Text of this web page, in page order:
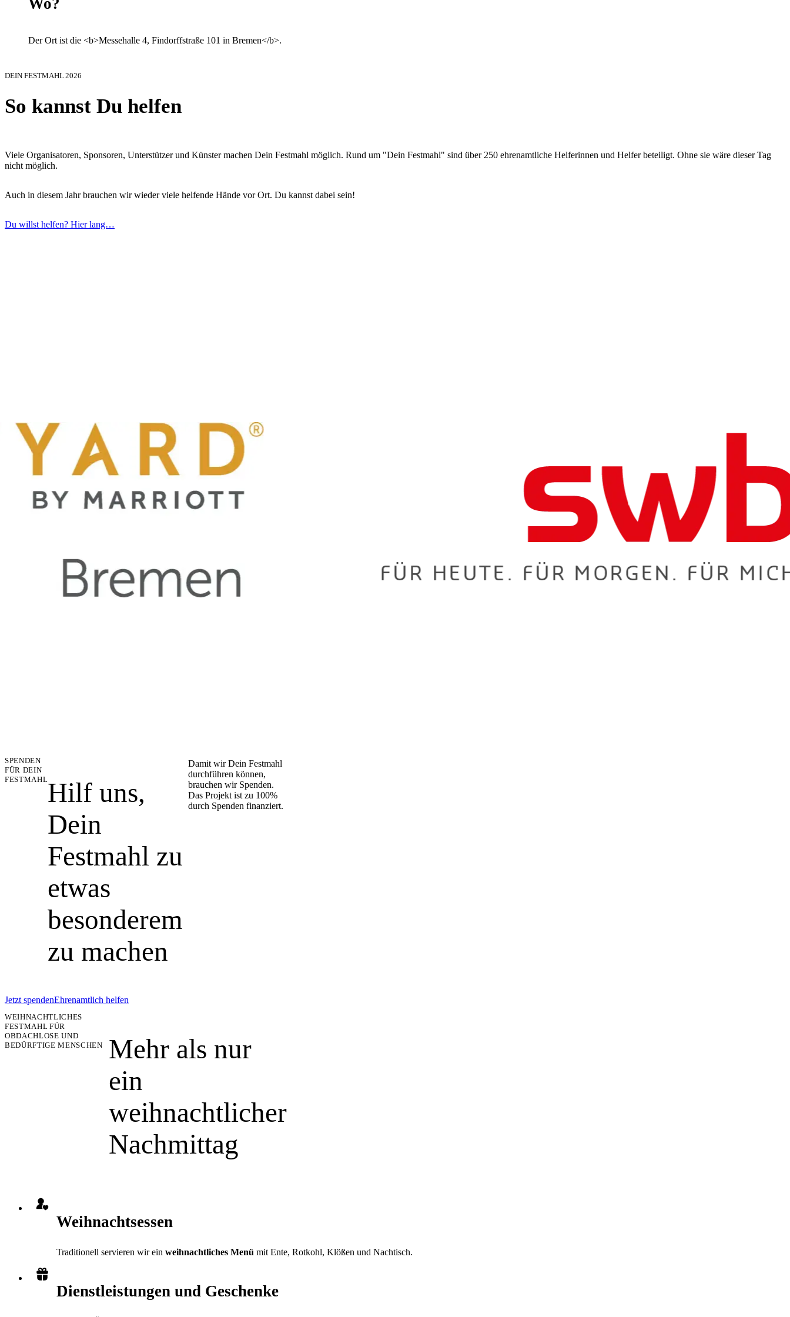
Wo?
Der Ort ist die <b>Messehalle 4, Findorffstraße 101 in Bremen</b>.
DEIN FESTMAHL 2026
So kannst Du helfen
Viele Organisatoren, Sponsoren, Unterstützer und Künster machen Dein Festmahl möglich. Rund um "Dein Festmahl" sind über 250 ehrenamtliche Helferinnen und Helfer beteiligt. Ohne sie wäre dieser Tag
nicht möglich.
Auch in diesem Jahr brauchen wir wieder viele helfende Hände vor Ort. Du kannst dabei sein!
Du willst helfen? Hier lang…
SPENDEN
FÜR DEIN
FESTMAHLHilf uns,
Dein
Festmahl zu
etwas
besonderem
zu machen
Damit wir Dein Festmahl
durchführen können,
brauchen wir Spenden.
Das Projekt ist zu 100%
durch Spenden finanziert.
Jetzt spendenEhrenamtlich helfen
WEIHNACHTLICHES
FESTMAHL FÜR
OBDACHLOSE UND
BEDÜRFTIGE MENSCHEN
Mehr als nur
ein
weihnachtlicher
Nachmittag
Weihnachtsessen
Traditionell servieren wir ein weihnachtliches Menü mit Ente, Rotkohl, Klößen und Nachtisch.
Dienstleistungen und Geschenke